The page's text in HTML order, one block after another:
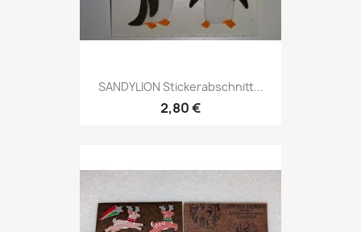
SANDYLION Stickerabschnitt...
2,80 €